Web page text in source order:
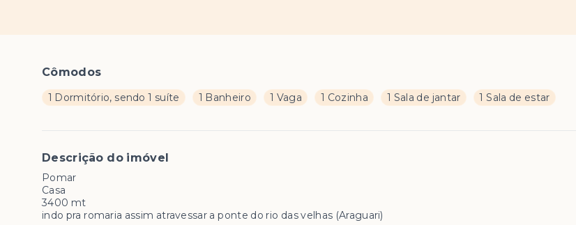
Cômodos
1 Dormitório, sendo 1 suíte 1 Banheiro 1 Vaga 1 Cozinha 1 Sala de jantar 1 Sala de estar
Descrição do imóvel
Pomar
Casa
3400 mt
indo pra romaria assim atravessar a ponte do rio das velhas (Araguari)